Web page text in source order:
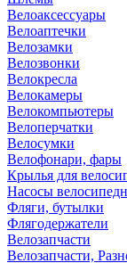
Велоаксессуары
Велоаптечки
Велозамки
Велозвонки
Велокресла
Велокамеры
Велокомпьютеры
Велоперчатки
Велосумки
Велофонари, фары
Крылья для
Насосы
Фляги, бутылки
Флягодержатели
Велозапчасти
Велозапчасти,